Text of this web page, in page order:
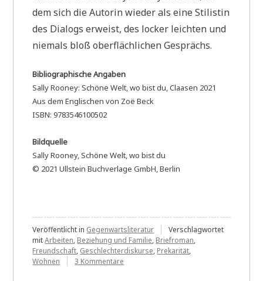
dem sich die Autorin wieder als eine Stilistin
des Dialogs erweist, des locker leichten und
niemals bloß oberflächlichen Gesprächs.
Bibliographische Angaben
Sally Rooney: Schöne Welt, wo bist du, Claasen 2021
Aus dem Englischen von Zoë Beck
ISBN: 9783546100502
Bildquelle
Sally Rooney, Schöne Welt, wo bist du
© 2021 Ullstein Buchverlage GmbH, Berlin
Veröffentlicht in Gegenwartsliteratur
Verschlagwortet
mitArbeiten, Beziehung und Familie, Briefroman,
Freundschaft, Geschlechterdiskurse, Prekarität,
Wohnen
3 Kommentare